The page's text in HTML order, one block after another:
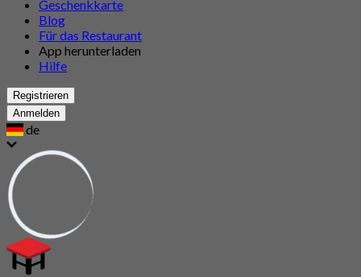
Geschenkkarte
Blog
Für das Restaurant
App herunterladen
Hilfe
Registrieren
Anmelden
de